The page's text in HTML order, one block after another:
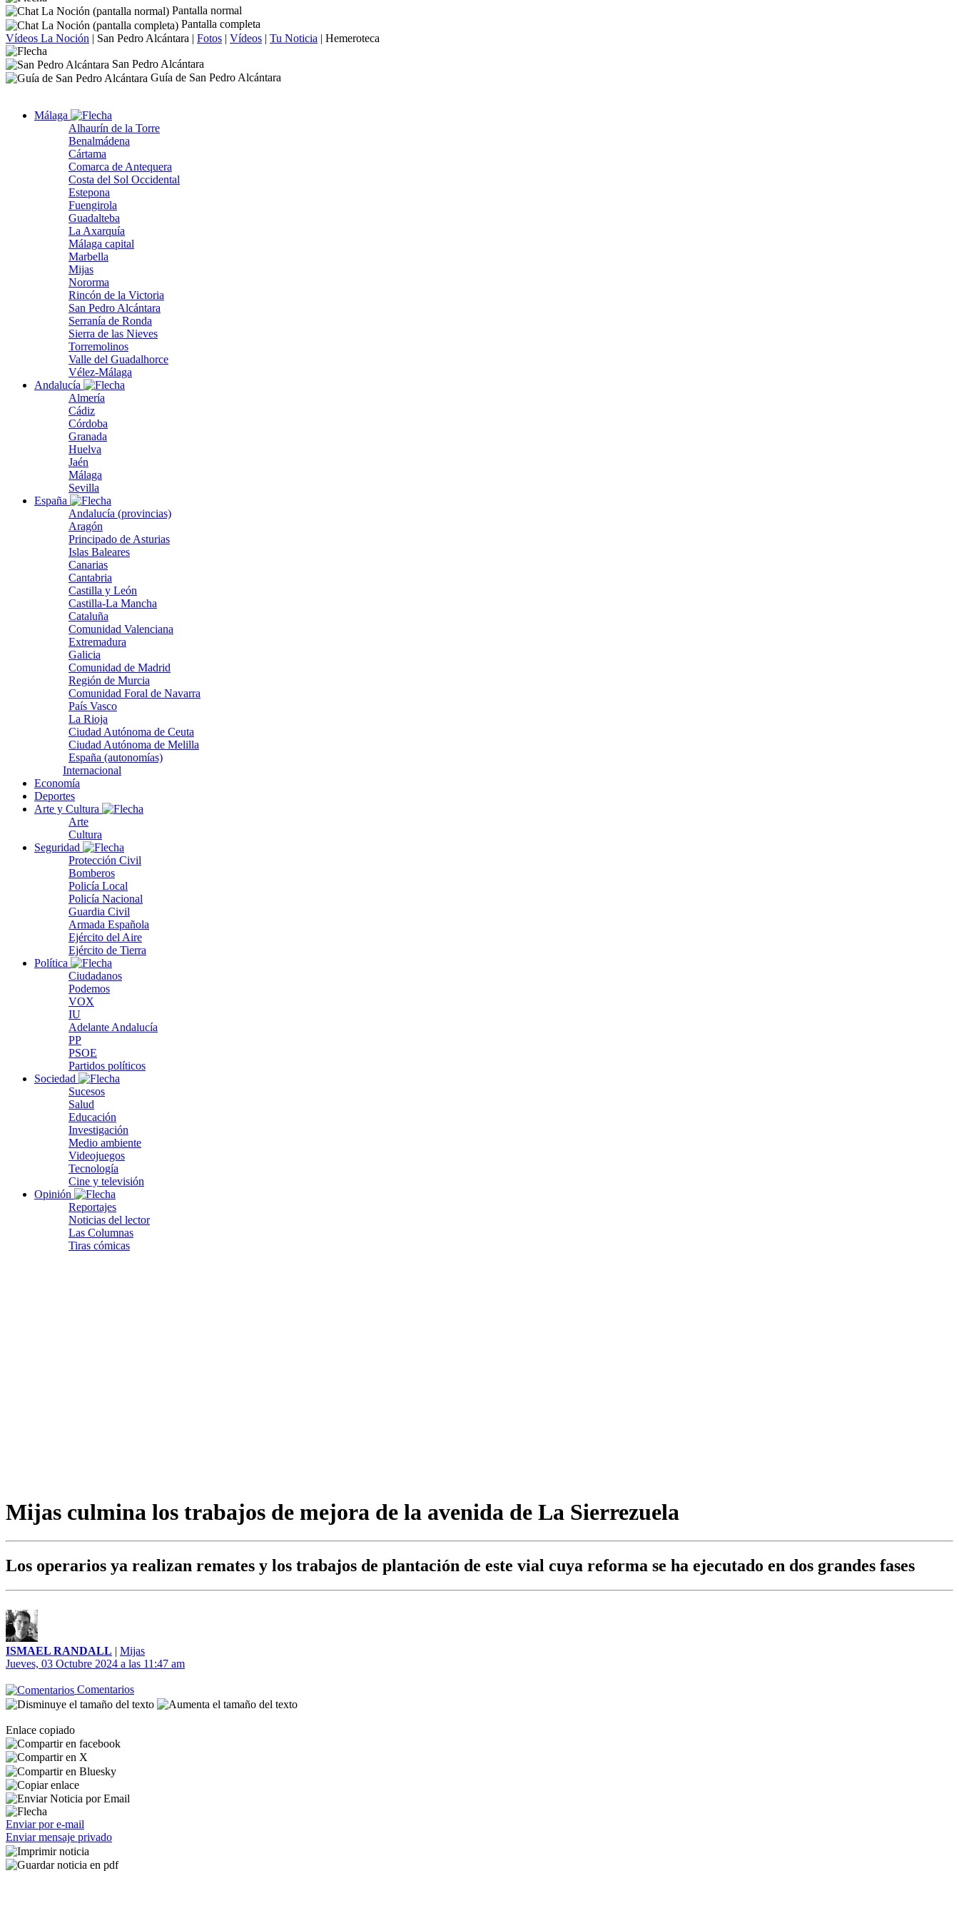
Pantalla normal
Pantalla completa
Vídeos La Noción | San Pedro Alcántara | Fotos | Vídeos | Tu Noticia | Hemeroteca
San Pedro Alcántara
Guía de San Pedro Alcántara
Málaga
Alhaurín de la Torre
Benalmádena
Cártama
Comarca de Antequera
Costa del Sol Occidental
Estepona
Fuengirola
Guadalteba
La Axarquía
Málaga capital
Marbella
Mijas
Nororma
Rincón de la Victoria
San Pedro Alcántara
Serranía de Ronda
Sierra de las Nieves
Torremolinos
Valle del Guadalhorce
Vélez-Málaga
Andalucía
Almería
Cádiz
Córdoba
Granada
Huelva
Jaén
Málaga
Sevilla
España
Andalucía (provincias)
Aragón
Principado de Asturias
Islas Baleares
Canarias
Cantabria
Castilla y León
Castilla-La Mancha
Cataluña
Comunidad Valenciana
Extremadura
Galicia
Comunidad de Madrid
Región de Murcia
Comunidad Foral de Navarra
País Vasco
La Rioja
Ciudad Autónoma de Ceuta
Ciudad Autónoma de Melilla
España (autonomías)
Internacional
Economía
Deportes
Arte y Cultura
Arte
Cultura
Seguridad
Protección Civil
Bomberos
Policía Local
Policía Nacional
Guardia Civil
Armada Española
Ejército del Aire
Ejército de Tierra
Política
Ciudadanos
Podemos
VOX
IU
Adelante Andalucía
PP
PSOE
Partidos políticos
Sociedad
Sucesos
Salud
Educación
Investigación
Medio ambiente
Videojuegos
Tecnología
Cine y televisión
Opinión
Reportajes
Noticias del lector
Las Columnas
Tiras cómicas
Mijas culmina los trabajos de mejora de la avenida de La Sierrezuela
Los operarios ya realizan remates y los trabajos de plantación de este vial cuya reforma se ha ejecutado en dos grandes fases
ISMAEL RANDALL | Mijas
Jueves, 03 Octubre 2024 a las 11:47 am
Comentarios
Enlace copiado
Enviar por e-mail
Enviar mensaje privado